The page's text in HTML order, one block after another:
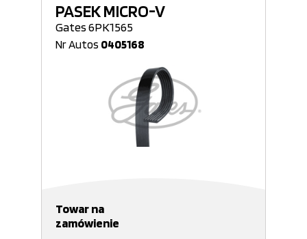
PASEK MICRO-V
Gates 6PK1565
Nr Autos 0405168
Towar na
zamówienie